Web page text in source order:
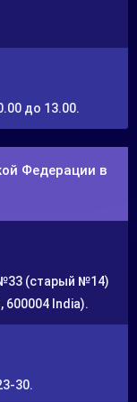
до 13.00.
Федерации в
(старый №14)
600004 India).
30.